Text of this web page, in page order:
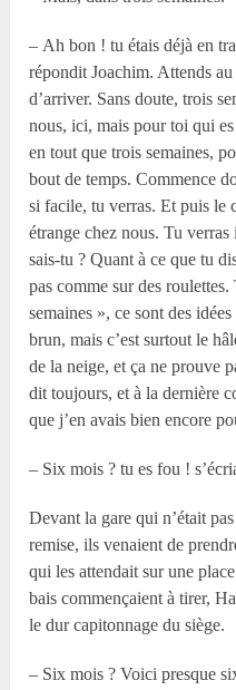
– Ah bon ! tu étais déjà en
répondit Joachim. Attends
d’arriver. Sans doute, trois
nous, ici, mais pour toi qui
en tout que trois semaines,
bout de temps. Commence
si facile, tu verras. Et puis le
étrange chez nous. Tu
sais-tu ? Quant à ce que tu
pas comme sur des
semaines », ce sont des
brun, mais c’est surtout le
de la neige, et ça ne prouve
dit toujours, et à la dernière
que j’en avais bien encore
– Six mois ? tu es fou !
Devant la gare qui n’était
remise, ils venaient de
qui les attendait sur une
bais commençaient à tirer,
le dur capitonnage du siège.
– Six mois ? Voici presque